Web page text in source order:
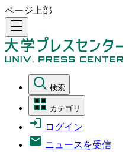
ページ上部
density_medium
検索
カテゴリ
ログイン
ニュースを受信